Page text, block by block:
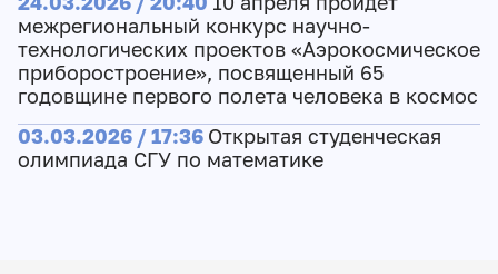
межрегиональный конкурс научно-
технологических проектов «Аэрокосмическое
приборостроение», посвященный 65
годовщине первого полета человека в космос
03.03.2026 / 17:36 Открытая студенческая
олимпиада СГУ по математике